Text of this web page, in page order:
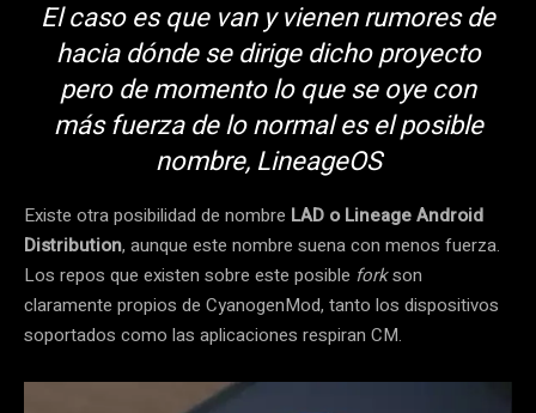
El caso es que van y vienen rumores de
hacia dónde se dirige dicho proyecto
pero de momento lo que se oye con
más fuerza de lo normal es el posible
nombre, LineageOS
Existe otra posibilidad de nombre LAD o Lineage Android
Distribution, aunque este nombre suena con menos fuerza.
Los repos que existen sobre este posible forkson
claramente propios de CyanogenMod, tanto los dispositivos
soportados como las aplicaciones respiran CM.